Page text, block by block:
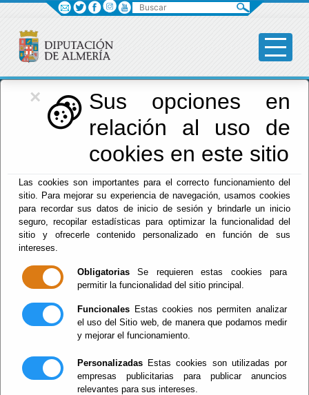
×
Sus opciones en
relación al uso de
cookies en este sitio
Las cookies son importantes para el correcto funcionamiento del
sitio. Para mejorar su experiencia de navegación, usamos cookies
para recordar sus datos de inicio de sesión y brindarle un inicio
seguro, recopilar estadísticas para optimizar la funcionalidad del
sitio y ofrecerle contenido personalizado en función de sus
intereses.
Obligatorias Se requieren estas cookies para
permitir la funcionalidad del sitio principal.
Funcionales Estas cookies nos permiten analizar
el uso del Sitio web, de manera que podamos medir
y mejorar el funcionamiento.
Personalizadas Estas cookies son utilizadas por
empresas publicitarias para publicar anuncios
relevantes para sus intereses.
Red Provincial
de Almería
Menú RPC
Inicio - Formulario de contacto
Nombre:
Correo-e:
Asunto:
Acepto condiciones y tratamiento de los datos
Buscar